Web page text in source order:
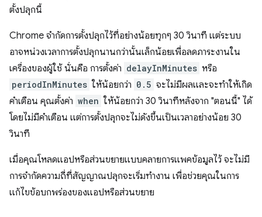
ตั้งปลุกนี้
Chrome จำกัดการตั้งปลุกไว้ที่อย่างน้อยทุกๆ 30 วินาที แต่ระบบ
อาจหน่วงเวลาการตั้งปลุกนานกว่านั้นเล็กน้อยเพื่อลดภาระงานใน
เครื่องของผู้ใช้ นั่นคือ การตั้งค่า delayInMinutes หรือ
periodInMinutes ให้น้อยกว่า 0.5 จะไม่มีผลและจะทำให้เกิด
คำเตือน คุณตั้งค่า when ให้น้อยกว่า 30 วินาทีหลังจาก "ตอนนี้" ได้
โดยไม่มีคำเตือน แต่การตั้งปลุกจะไม่ดังขึ้นเป็นเวลาอย่างน้อย 30
วินาที
เมื่อคุณโหลดแอปหรือส่วนขยายแบบคลายการแพคข้อมูลไว้ จะไม่มี
การจำกัดความถี่ที่สัญญาณปลุกจะเริ่มทำงาน เพื่อช่วยคุณในการ
แก้ไขข้อบกพร่องของแอปหรือส่วนขยาย